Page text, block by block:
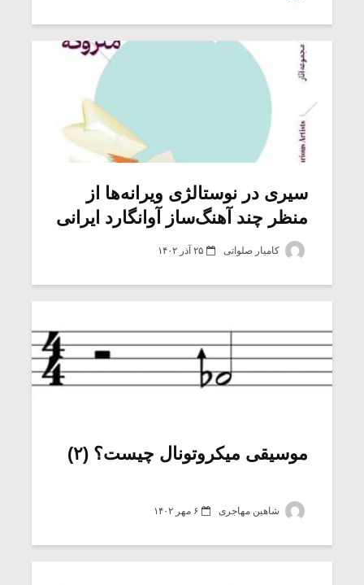
سیری در نوستالژی ویرانه‌ها از
منظر چند آهنگ‌ساز آوانگارد ایرانی
کامیار صلواتی ۲۵ آذر ۱۴۰۲
موسیقی میکروتونال چیست؟ (۲)
شاهین مهاجری ۶ مهر ۱۴۰۲